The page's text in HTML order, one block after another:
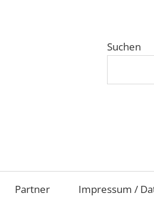
Suchen
Partner Impressum /